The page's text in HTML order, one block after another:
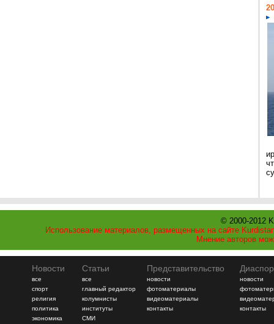
© 2000-2012
Использование материалов, размещенных на сайте
Мнение авторов
Новости
все
спорт
религия
политика
экономика
Статьи
все
главный редактор
колумнисты
институты
СМИ
Представительство
новости
фотоматериалы
видеоматериалы
контакты
новости
контакты